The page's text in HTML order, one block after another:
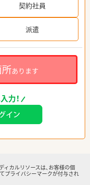
契約社員
派遣
あります
力！
ィカルリソースは、お客様の個
プライバシーマークが付与され